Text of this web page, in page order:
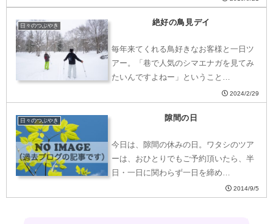
日々のつぶやき 絶好の鳥見デイ
毎年来てくれる鳥好きなお客様と一日ツ
アー。「巷で人気のシマエナガを見てみ
たいんですよねー」ということ…
2024/2/29
日々のつぶやき 隙間の日
今日は、隙間の休みの日。ワタシのツア
ーは、おひとりでもご予約頂いたら、半
日・一日に関わらず一日を締め…
2014/9/5